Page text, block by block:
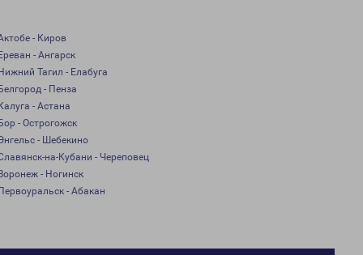
- Киров
- Ангарск
Тагил - Елабуга
- Пенза
- Астана
- Острогожск
- Шебекино
на-Кубани - Череповец
- Ногинск
- Абакан